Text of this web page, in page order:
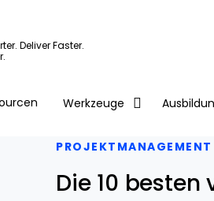
Deliver Faster.
Werkzeuge
PROJEKTMANAGEMENT
Die 10